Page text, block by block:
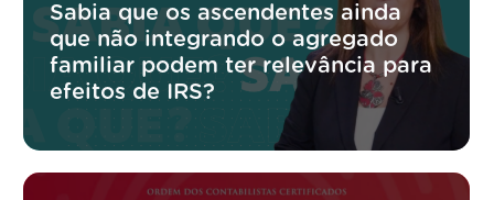
Sabia que os ascendentes ainda
que não integrando o agregado
familiar podem ter relevância para
efeitos de IRS?